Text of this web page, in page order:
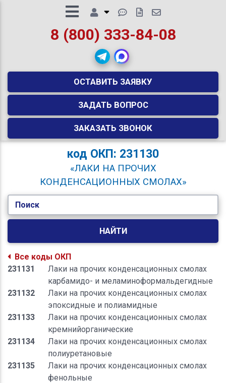
8 (800) 333-84-08
ОСТАВИТЬ ЗАЯВКУ
ЗАДАТЬ ВОПРОС
ЗАКАЗАТЬ ЗВОНОК
код ОКП: 231130
«ЛАКИ НА ПРОЧИХ
КОНДЕНСАЦИОННЫХ СМОЛАХ»
Поиск
НАЙТИ
Все коды ОКП
231131
Лаки на прочих конденсационных смолах
карбамидо- и меламиноформальдегидные
231132
Лаки на прочих конденсационных смолах
эпоксидные и полиамидные
231133
Лаки на прочих конденсационных смолах
кремнийорганические
231134
Лаки на прочих конденсационных смолах
полиуретановые
231135
Лаки на прочих конденсационных смолах
фенольные